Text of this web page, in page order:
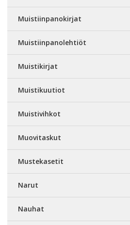
Muistiinpanokirjat
Muistiinpanolehtiöt
Muistikirjat
Muistikuutiot
Muistivihkot
Muovitaskut
Mustekasetit
Narut
Nauhat